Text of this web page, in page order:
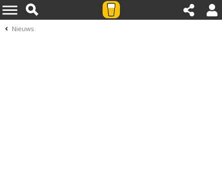
Nieuws